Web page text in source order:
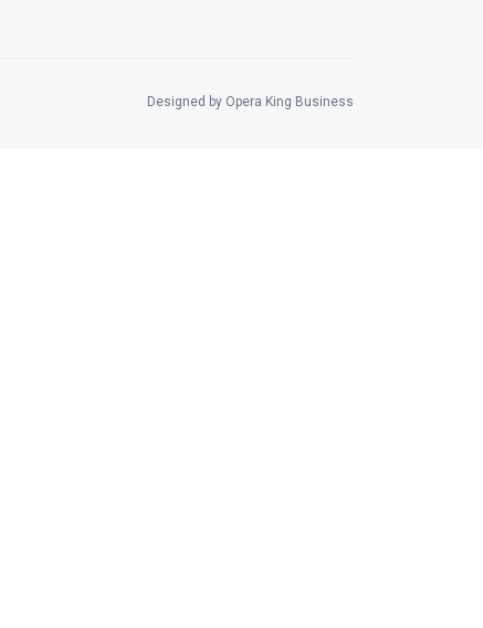
Designed by Opera King Business